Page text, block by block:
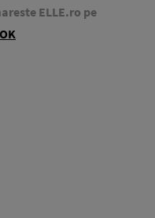
ELLE.ro pe